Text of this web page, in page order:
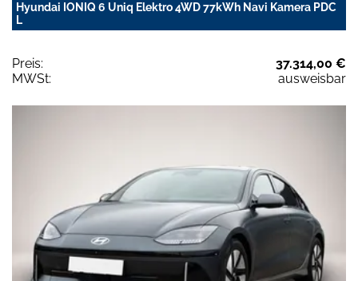
Hyundai IONIQ 6 Uniq Elektro 4WD 77kWh Navi Kamera PDC
L
Preis:
37.314,00 €
MWSt:
ausweisbar